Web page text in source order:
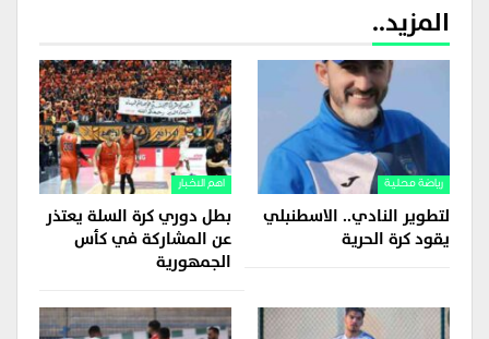
المزيد..
رياضة محلية
لتطوير النادي.. الاسطنبلي
يقود كرة الحرية
اهم الاخبار
بطل دوري كرة السلة يعتذر
عن المشاركة في كأس
الجمهورية